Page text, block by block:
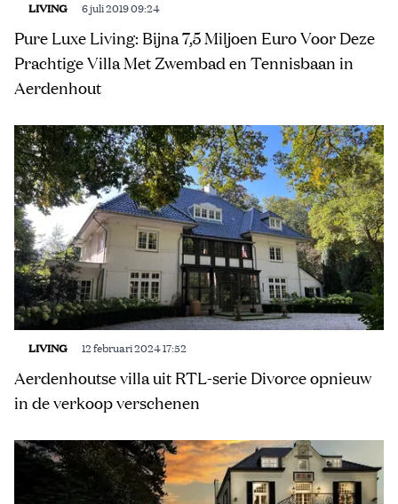
LIVING 6 juli 2019 09:24
Pure Luxe Living: Bijna 7,5 Miljoen Euro Voor Deze
Prachtige Villa Met Zwembad en Tennisbaan in
Aerdenhout
LIVING 12 februari 2024 17:52
Aerdenhoutse villa uit RTL-serie Divorce opnieuw
in de verkoop verschenen